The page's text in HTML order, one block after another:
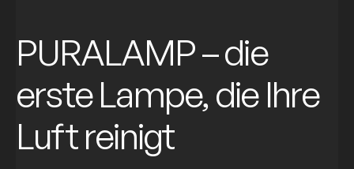
PURALAMP – die
erste Lampe, die Ihre
Luft reinigt